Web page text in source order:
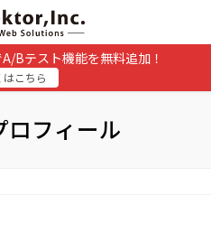
Bテスト機能を無料追加！
こちら
ロフィール